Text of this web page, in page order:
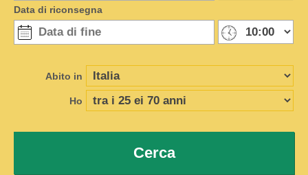
Data di riconsegna
Abito in
Ho
Cerca